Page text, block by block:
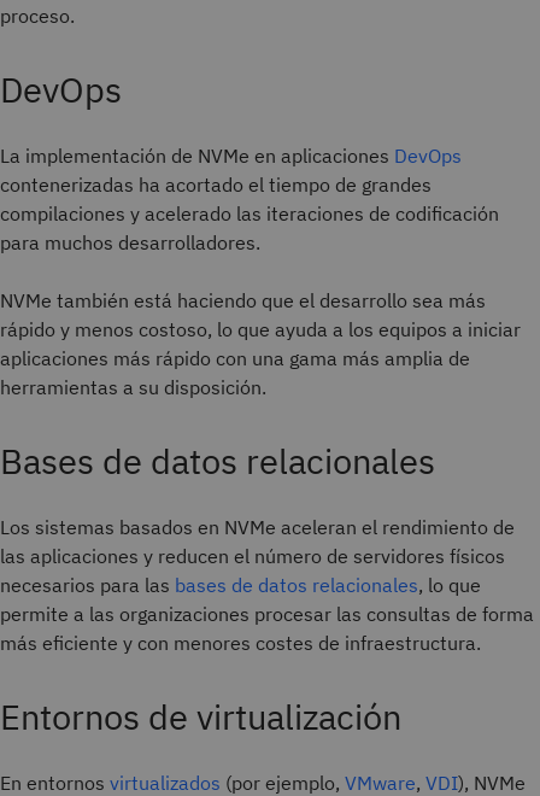
proceso.
DevOps
La implementación de NVMe en aplicaciones DevOps
contenerizadas ha acortado el tiempo de grandes
compilaciones y acelerado las iteraciones de codificación
para muchos desarrolladores.
NVMe también está haciendo que el desarrollo sea más
rápido y menos costoso, lo que ayuda a los equipos a iniciar
aplicaciones más rápido con una gama más amplia de
herramientas a su disposición.
Bases de datos relacionales
Los sistemas basados en NVMe aceleran el rendimiento de
las aplicaciones y reducen el número de servidores físicos
necesarios para las bases de datos relacionales, lo que
permite a las organizaciones procesar las consultas de forma
más eficiente y con menores costes de infraestructura.
Entornos de virtualización
En entornos virtualizados (por ejemplo, VMware, VDI), NVMe